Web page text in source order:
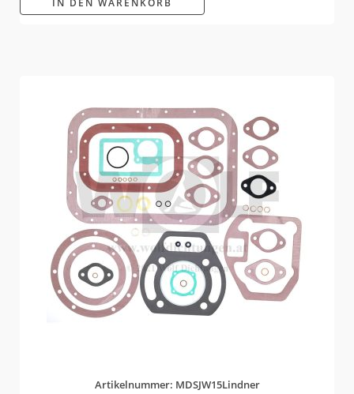
IN DEN WARENKORB
Artikelnummer: MDSJW15Lindner